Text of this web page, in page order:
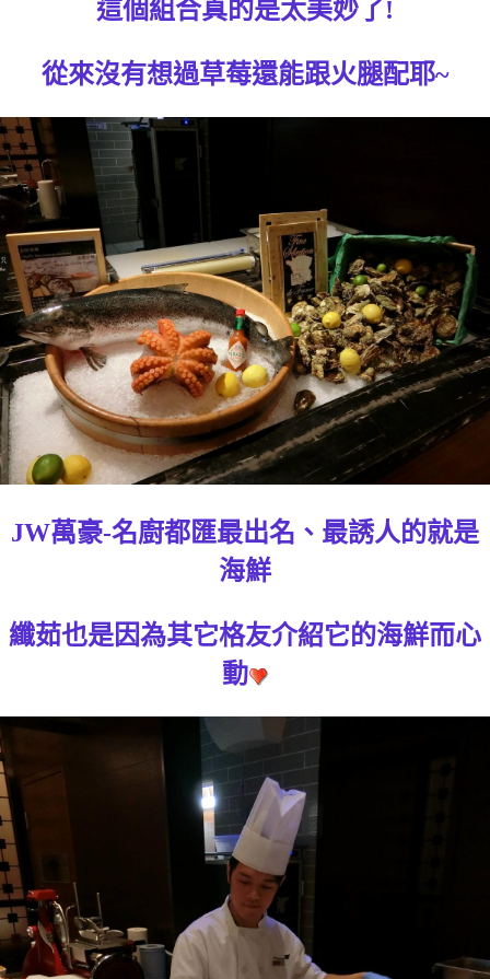
這個組合真的是太美妙了!
從來沒有想過草莓還能跟火腿配耶~
JW萬豪-名廚都匯最出名、最誘人的就是
海鮮
纖茹也是因為其它格友介紹它的海鮮而心
動